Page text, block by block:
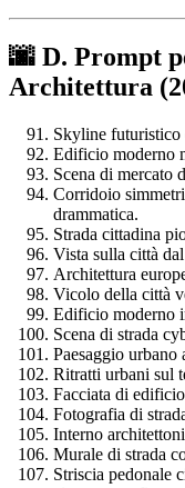
🌆 D. Prompt
Architettura
Skyline futuristico
Edificio moderno
Scena di mercato
Corridoio
drammatica.
Strada cittadina
Vista sulla città
Architettura
Vicolo della città
Edificio moderno
Scena di strada
Paesaggio urbano
Ritratti urbani sul
Facciata di
Fotografia di
Interno
Murale di strada
Striscia pedonale